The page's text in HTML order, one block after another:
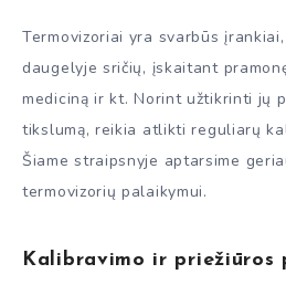
Termovizoriai yra svarbūs
daugelyje sričių, įskaitant
mediciną ir kt. Norint užtikrinti jų
tikslumą, reikia atlikti reguliarų
Šiame straipsnyje aptarsime
termovizorių palaikymui.
Kalibravimo ir priežiūros